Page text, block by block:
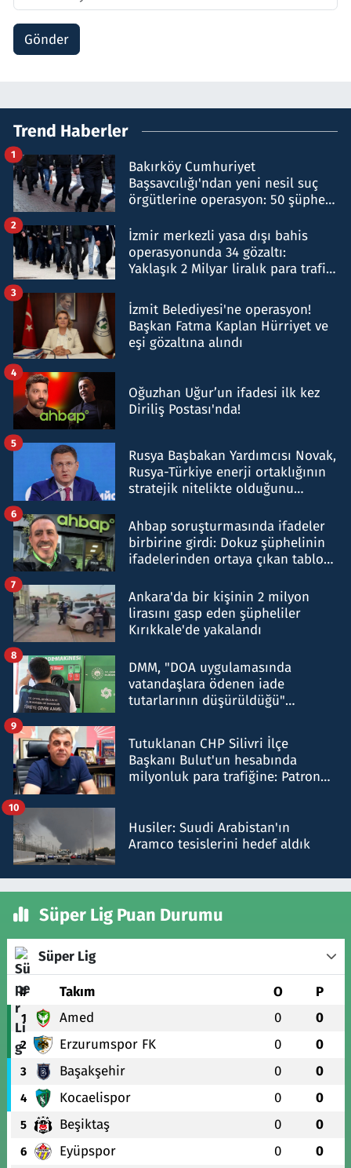
Gönder
Trend Haberler
Bakırköy Cumhuriyet
Başsavcılığı'ndan yeni nesil suç
örgütlerine operasyon: 50 şüpheli
1
İzmir merkezli yasa dışı bahis
operasyonunda 34 gözaltı:
Yaklaşık 2 Milyar liralık para trafiği
2
İzmit Belediyesi'ne operasyon!
Başkan Fatma Kaplan Hürriyet ve
eşi gözaltına alındı
3
Oğuzhan Uğur’un ifadesi ilk kez
Diriliş Postası'nda!
4
Rusya Başbakan Yardımcısı Novak,
Rusya-Türkiye enerji ortaklığının
stratejik nitelikte olduğunu
5
Ahbap soruşturmasında ifadeler
birbirine girdi: Dokuz şüphelinin
ifadelerinden ortaya çıkan tablo
6
Ankara'da bir kişinin 2 milyon
lirasını gasp eden şüpheliler
Kırıkkale'de yakalandı
7
DMM, "DOA uygulamasında
vatandaşlara ödenen iade
tutarlarının düşürüldüğü"
8
Tutuklanan CHP Silivri İlçe
Başkanı Bulut'un hesabında
milyonluk para trafiğine: Patron
9
Husiler: Suudi Arabistan'ın
Aramco tesislerini hedef aldık
10
Süper Lig Puan Durumu
Süper Lig
# Takım O P
1 Amed 0 0
2 Erzurumspor FK 0 0
3 Başakşehir 0 0
4 Kocaelispor 0 0
5 Beşiktaş 0 0
6 Eyüpspor 0 0